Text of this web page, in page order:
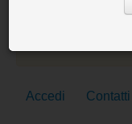
personalizzate,
Accedi Contatti